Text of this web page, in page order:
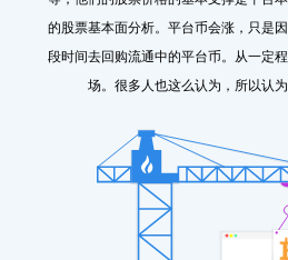
的股票基本面分析。平台币会涨，只是
段时间去回购流通中的平台币。从一定
场。很多人也这么认为，所以认为